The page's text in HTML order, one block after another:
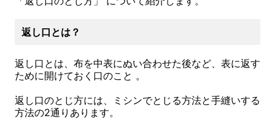
返し口とは？
返し口とは、布を中表にぬい合わせた後など、表に返す
ために開けておく口のこと 。
返し口のとじ方には、ミシンでとじる方法と手縫いする
方法の2通りあります。